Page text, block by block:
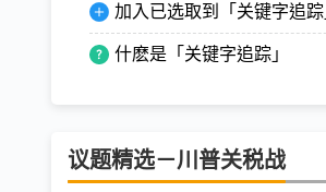
加入已选取到「关键字追踪
什麽是「关键字追踪」
议题精选－川普关税战